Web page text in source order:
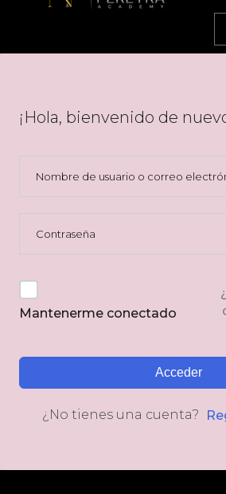
¡Hola, bienvenido de
Mantenerme conectado
Acceder
¿No tienes una cuenta?